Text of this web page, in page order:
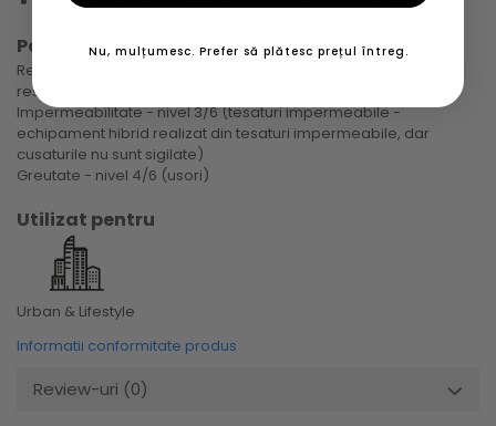
Performanta
Rezistenta la vant - nivel 4/6 (usor rezistent la vant - 13-30 CFM
respirabilitate si rezistenta la vant pentru utilizare la drumetii)
Impermeabilitate - nivel 3/6 (tesaturi impermeabile -
echipament hibrid realizat din tesaturi impermeabile, dar
cusaturile nu sunt sigilate)
Greutate - nivel 4/6 (usori)
Utilizat pentru
Urban & Lifestyle
Informatii conformitate produs
Review-uri (0)
Nu, mulțumesc. Prefer să plătesc prețul întreg.